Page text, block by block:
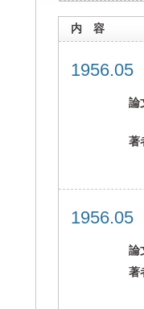
内 容
論
著
論
著